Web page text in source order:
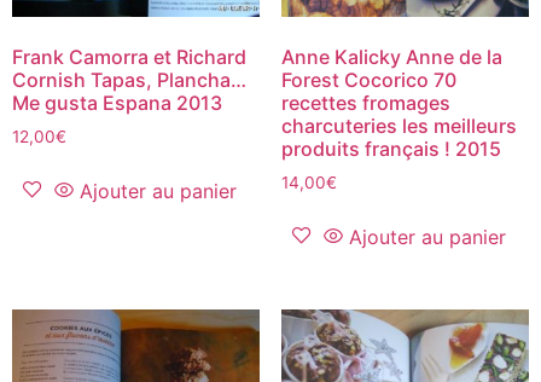
Frank Camorra et Richard
Cornish Tapas, Plancha…
Me gusta Espana 2013
12,00€
Ajouter au panier
Anne Kalicky Anne de la
Forest Cocorico 70
recettes fromages
charcuteries les meilleurs
produits français ! 2015
14,00€
Ajouter au panier